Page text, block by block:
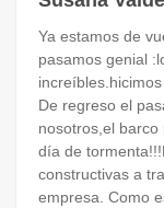
Ya estamos de
pasamos genial
De regreso el
nosotros,el
día de
constructivas a
empresa. Como